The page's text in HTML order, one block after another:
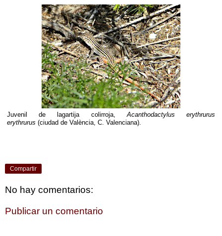
Juvenil de lagartija colirroja,Acanthodactylus erythrurus
erythrurus (ciudad de València, C. Valenciana).
Compartir
No hay comentarios:
Publicar un comentario